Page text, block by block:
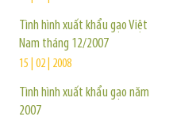
Tình hình xuất khẩu gạo Việt
Nam tháng 12/2007
15 | 02 | 2008
Tình hình xuất khẩu gạo năm
2007